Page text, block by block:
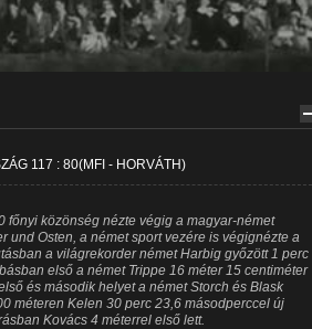
117 : 80(MFI - HORVÁTH)
főnyi közönség nézte végig a magyar-német
und Osten, a német sport vezére is végignézte a
a világrekorder német Harbig győzött 1 perc
első a német Trippe 16 méter 15 centiméter
és második helyet a német Storch és Blask
méteren Kelen 30 perc 23,6 másodperccel új
Kovács 4 méterrel első lett.